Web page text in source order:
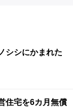
シシにかまれた
住宅を6カ月無償